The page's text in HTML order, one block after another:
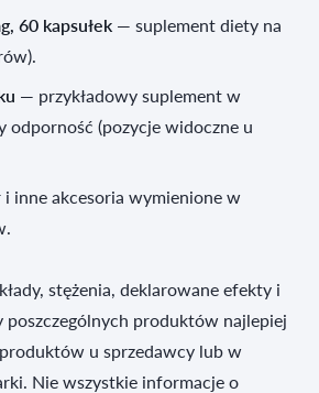
60 kapsułek — suplement diety na
— przykładowy suplement w
odporność (pozycje widoczne u
inne akcesoria wymienione w
stężenia, deklarowane efekty i
produktów najlepiej
u sprzedawcy lub w
Nie wszystkie informacje o